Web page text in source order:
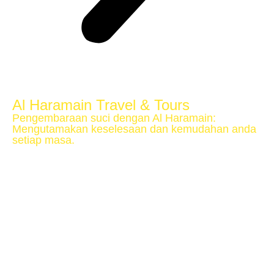
Al Haramain Travel & Tours
Pengembaraan suci dengan Al Haramain:
Mengutamakan keselesaan dan kemudahan anda
setiap masa.